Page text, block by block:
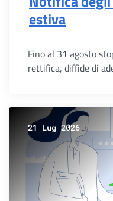
estiva
Fino al 31 agosto
rettifica, diffide di
21 Lug 2026